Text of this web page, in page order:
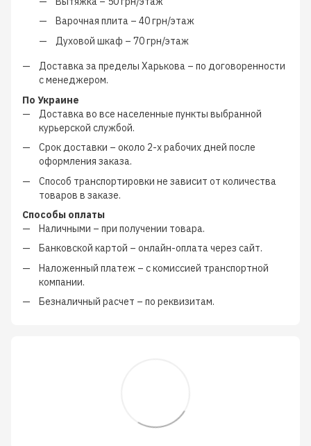
Варочная плита – 40 грн/этаж
Духовой шкаф – 70 грн/этаж
Доставка за пределы Харькова – по договоренности
с менеджером.
По Украине
Доставка во все населенные пункты выбранной
курьерской службой.
Срок доставки – около 2-х рабочих дней после
оформления заказа.
Способ транспортировки не зависит от количества
товаров в заказе.
Способы оплаты
Наличными – при получении товара.
Банковской картой – онлайн-оплата через сайт.
Наложенный платеж – скомиссией транспортной
компании.
Безналичный расчет – по реквизитам.